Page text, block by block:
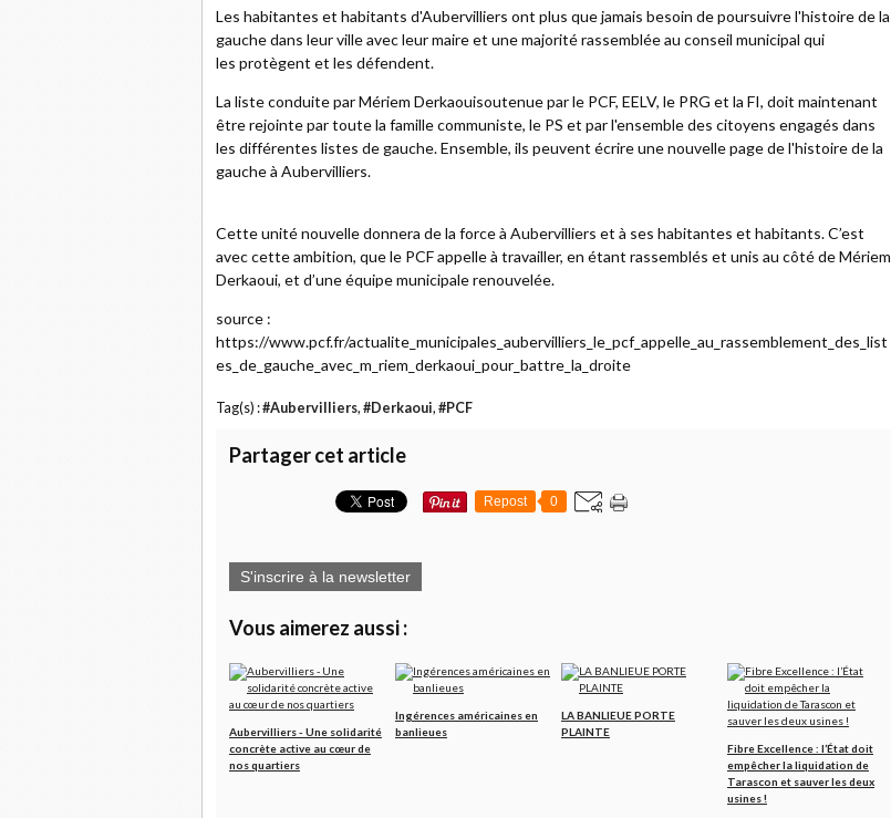
Les habitantes et habitants d'Aubervilliers ont plus que jamais besoin de poursuivre l'histoire de la
gauche dans leur ville avec leur maire et une majorité rassemblée au conseil municipal qui
les protègent et les défendent.
La liste conduite par Mériem Derkaouisoutenue par le PCF, EELV, le PRG et la FI, doit maintenant
être rejointe par toute la famille communiste, le PS et par l'ensemble des citoyens engagés dans
les différentes listes de gauche. Ensemble, ils peuvent écrire une nouvelle page de l'histoire de la
gauche à Aubervilliers.
Cette unité nouvelle donnera de la force à Aubervilliers et à ses habitantes et habitants. C’est
avec cette ambition, que le PCF appelle à travailler, en étant rassemblés et unis au côté de Mériem
Derkaoui, et d’une équipe municipale renouvelée.
source :
https://www.pcf.fr/actualite_municipales_aubervilliers_le_pcf_appelle_au_rassemblement_des_list
es_de_gauche_avec_m_riem_derkaoui_pour_battre_la_droite
Tag(s) :#Aubervilliers, #Derkaoui, #PCF
Partager cet article
Repost 0
S'inscrire à la newsletter
Vous aimerez aussi :
Aubervilliers - Une solidarité
concrète active au cœur de
nos quartiers
Ingérences américaines en
banlieues
LA BANLIEUE PORTE
PLAINTE
Fibre Excellence : l’État doit
empêcher la liquidation de
Tarascon et sauver les deux
usines !